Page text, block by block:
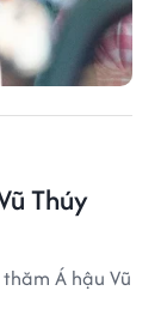
Thúy
Á hậu Vũ